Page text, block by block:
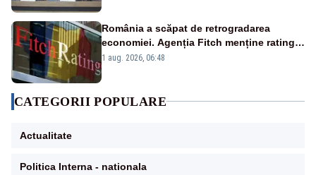
România a scăpat de retrogradarea
economiei. Agenția Fitch menține ratingul
„BBB-” cu perspectivă negativă
1 aug. 2026, 06:48
CATEGORII POPULARE
Actualitate
Politica Interna - nationala